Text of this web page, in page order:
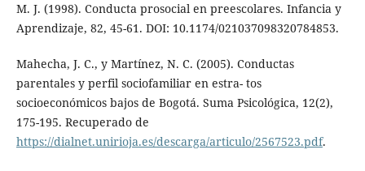
M. J. (1998). Conducta prosocial en preescolares. Infancia y
Aprendizaje, 82, 45-61. DOI: 10.1174/021037098320784853.
Mahecha, J. C., y Martínez, N. C. (2005). Conductas
parentales y perfil sociofamiliar en estra- tos
socioeconómicos bajos de Bogotá. Suma Psicológica, 12(2),
175-195. Recuperado de
https://dialnet.unirioja.es/descarga/articulo/2567523.pdf.